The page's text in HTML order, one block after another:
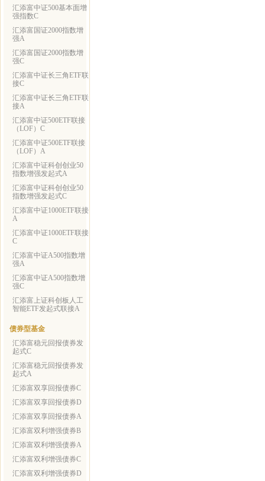
汇添富中证500基本面增
强指数C
汇添富国证2000指数增
强A
汇添富国证2000指数增
强C
汇添富中证长三角ETF联
接C
汇添富中证长三角ETF联
接A
汇添富中证500ETF联接
（LOF）C
汇添富中证500ETF联接
（LOF）A
汇添富中证科创创业50
指数增强发起式A
汇添富中证科创创业50
指数增强发起式C
汇添富中证1000ETF联接
A
汇添富中证1000ETF联接
C
汇添富中证A500指数增
强A
汇添富中证A500指数增
强C
汇添富上证科创板人工
智能ETF发起式联接A
债券型基金
汇添富稳元回报债券发
起式C
汇添富稳元回报债券发
起式A
汇添富双享回报债券C
汇添富双享回报债券D
汇添富双享回报债券A
汇添富双利增强债券B
汇添富双利增强债券A
汇添富双利增强债券C
汇添富双利增强债券D